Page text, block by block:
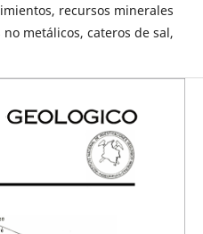
recursos minerales
metálicos, cateros de sal,